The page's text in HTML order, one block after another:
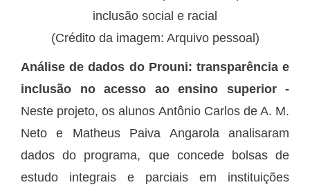
inclusão social e racial
(Crédito da imagem: Arquivo pessoal)
Análise de dados do Prouni: transparência e
inclusão no acesso ao ensino superior -
Neste projeto, os alunos Antônio Carlos de A. M.
Neto e Matheus Paiva Angarola analisaram
dados do programa, que concede bolsas de
estudo integrais e parciais em instituições